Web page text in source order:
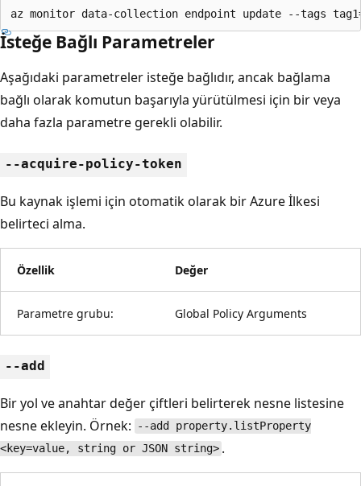
az monitor data-collection endpoint update --tags
İsteğe Bağlı Parametreler
Aşağıdaki parametreler isteğe bağlıdır, ancak bağlama
bağlı olarak komutun başarıyla yürütülmesi için bir veya
daha fazla parametre gerekli olabilir.
--acquire-policy-token
Bu kaynak işlemi için otomatik olarak bir Azure İlkesi
belirteci alma.
Özellik Değer
Parametre grubu: Global Policy Arguments
--add
Bir yol ve anahtar değer çiftleri belirterek nesne listesine
nesne ekleyin. Örnek:
--add property.listProperty
<key=value, string or JSON string> .